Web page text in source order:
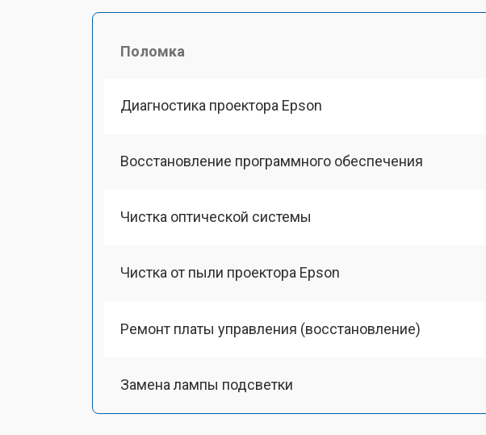
Поломка
Диагностика проектора Epson
Восстановление программного обеспечения
Чистка оптической системы
Чистка от пыли проектора Epson
Ремонт платы управления (восстановление)
Замена лампы подсветки